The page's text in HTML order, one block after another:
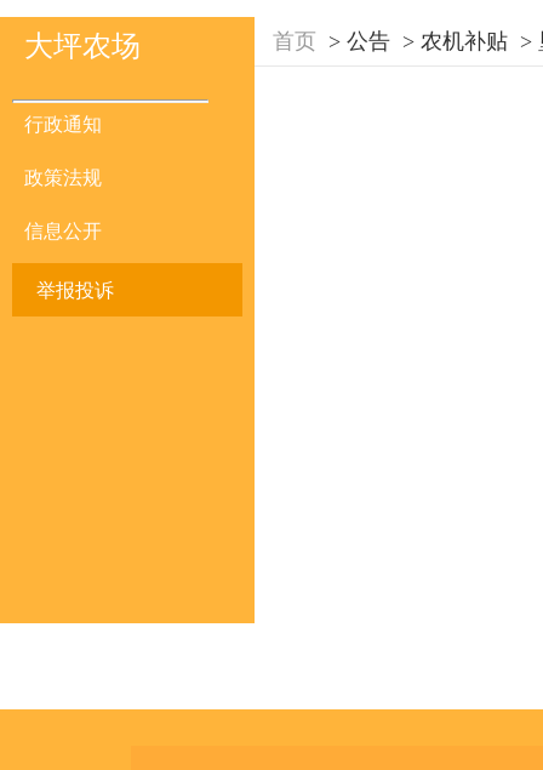
大坪农场
行政通知
政策法规
信息公开
举报投诉
首页 > 公告 > 农机补贴 >